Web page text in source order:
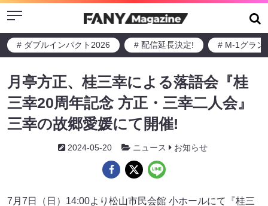
Menu
# ダブルインパクト2026 # 配信延長決定! # M-1グラン
月亭方正、桂三幸による落語会『桂
三幸20周年記念 方正・三幸二人会』
三幸の故郷愛媛にて開催!
2024-05-20 ニュース お知らせ
7月7日（日）14:00より松山市民会館 小ホールにて『桂三